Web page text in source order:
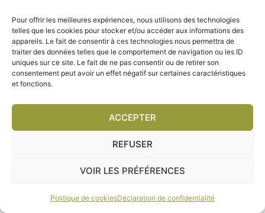
Pour offrir les meilleures expériences, nous utilisons des technologies
telles que les cookies pour stocker et/ou accéder aux informations des
appareils. Le fait de consentir à ces technologies nous permettra de
traiter des données telles que le comportement de navigation ou les ID
uniques sur ce site. Le fait de ne pas consentir ou de retirer son
consentement peut avoir un effet négatif sur certaines caractéristiques
et fonctions.
ACCEPTER
REFUSER
VOIR LES PRÉFÉRENCES
Politique de cookiesDéclaration de confidentialité